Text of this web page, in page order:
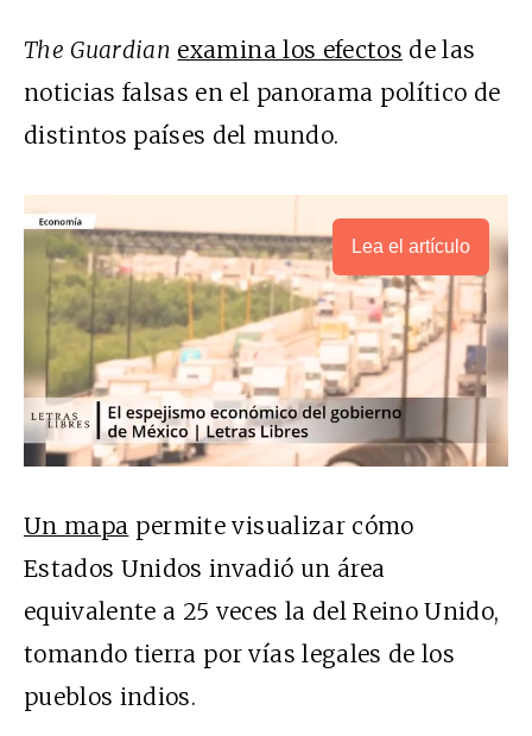
The Guardian examina los efectos de las
noticias falsas en el panorama político de
distintos países del mundo.
Lea el artículo
Un mapa permite visualizar cómo
Estados Unidos invadió un área
equivalente a 25 veces la del Reino Unido,
tomando tierra por vías legales de los
pueblos indios.